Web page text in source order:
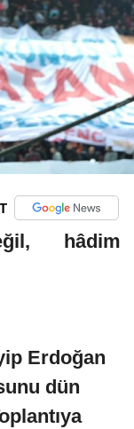
hâdim
Erdoğan
dün